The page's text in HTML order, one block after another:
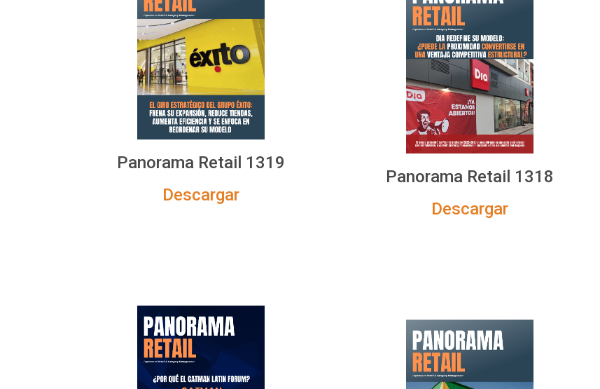
Panorama Retail 1319
Descargar
Panorama Retail 1318
Descargar